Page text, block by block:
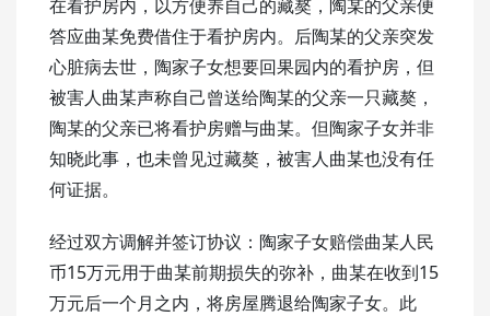
在看护房内，以方便养自己的藏獒，陶某的父亲便
答应曲某免费借住于看护房内。后陶某的父亲突发
心脏病去世，陶家子女想要回果园内的看护房，但
被害人曲某声称自己曾送给陶某的父亲一只藏獒，
陶某的父亲已将看护房赠与曲某。但陶家子女并非
知晓此事，也未曾见过藏獒，被害人曲某也没有任
何证据。
经过双方调解并签订协议：陶家子女赔偿曲某人民
币15万元用于曲某前期损失的弥补，曲某在收到15
万元后一个月之内，将房屋腾退给陶家子女。此